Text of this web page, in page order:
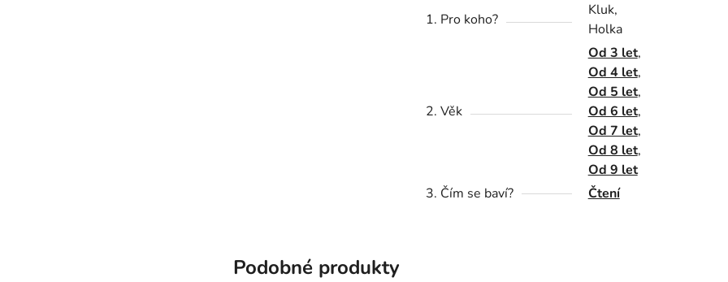
1. Pro koho?
Kluk,
Holka
2. Věk
Od 3 let,
Od 4 let,
Od 5 let,
Od 6 let,
Od 7 let,
Od 8 let,
Od 9 let
3. Čím se baví?
Čtení
Podobné produkty